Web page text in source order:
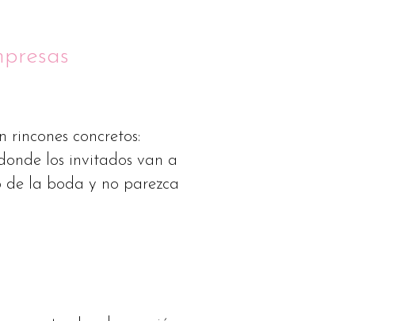
concretos:
los invitados van a
de la boda y no parezca